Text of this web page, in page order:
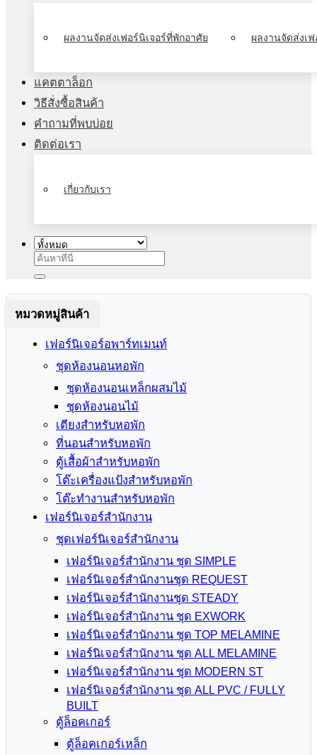
ผลงานจัดส่งเฟอร์นิเจอร์ที่พักอาศัย ผลงานจัดส่งเ
แคตตาล็อก
วิธีสั่งซื้อสินค้า
คำถามที่พบบ่อย
ติดต่อเรา
เกี่ยวกับเรา
ค้นหา:
หมวดหมู่สินค้า
เฟอร์นิเจอร์อพาร์ทเมนท์
ชุดห้องนอนหอพัก
ชุดห้องนอนเหล็กผสมไม้
ชุดห้องนอนไม้
เตียงสำหรับหอพัก
ที่นอนสำหรับหอพัก
ตู้เสื้อผ้าสำหรับหอพัก
โต๊ะเครื่องแป้งสำหรับหอพัก
โต๊ะทำงานสำหรับหอพัก
เฟอร์นิเจอร์สำนักงาน
ชุดเฟอร์นิเจอร์สำนักงาน
เฟอร์นิเจอร์สำนักงาน ชุด SIMPLE
เฟอร์นิเจอร์สำนักงานชุด REQUEST
เฟอร์นิเจอร์สำนักงานชุด STEADY
เฟอร์นิเจอร์สำนักงาน ชุด EXWORK
เฟอร์นิเจอร์สำนักงาน ชุด TOP MELAMINE
เฟอร์นิเจอร์สำนักงาน ชุด ALL MELAMINE
เฟอร์นิเจอร์สำนักงาน ชุด MODERN ST
เฟอร์นิเจอร์สำนักงาน ชุด ALL PVC / FULLY
BUILT
ตู้ล็อคเกอร์
ตู้ล็อคเกอร์เหล็ก